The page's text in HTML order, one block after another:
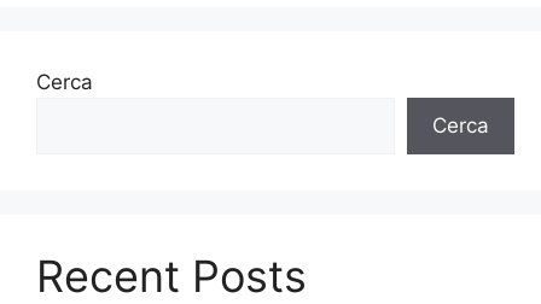
Cerca
Cerca
Recent Posts